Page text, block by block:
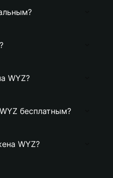
WYZ?
бесплатным?
WYZ?